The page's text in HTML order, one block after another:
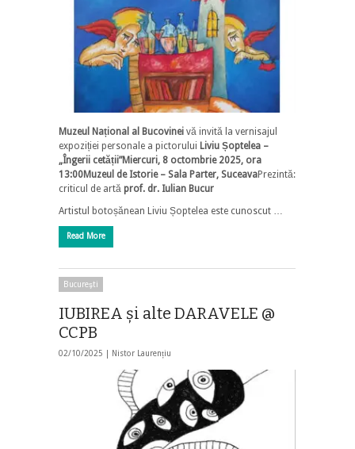
Muzeul Național al Bucovinei vă invită la vernisajul
expoziției personale a pictorului Liviu Șoptelea –
„Îngerii cetății”Miercuri, 8 octombrie 2025, ora
13:00Muzeul de Istorie – Sala Parter, SuceavaPrezintă:
criticul de artă prof. dr. Iulian Bucur
Artistul botoșănean Liviu Șoptelea este cunoscut …
Read More
Bucureşti
IUBIREA și alte DARAVELE @
CCPB
02/10/2025 | Nistor Laurențiu